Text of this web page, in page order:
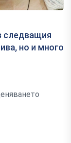
следващия
но и много